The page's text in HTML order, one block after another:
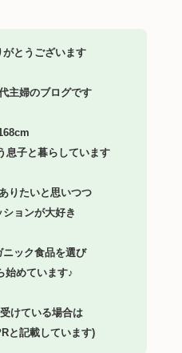
とうございます
主婦のブログです
息子と暮らしています
りたいと思いつつ
ョンが大好き
ック食品を選び
始めています♪
けている場合は
と記載しています)